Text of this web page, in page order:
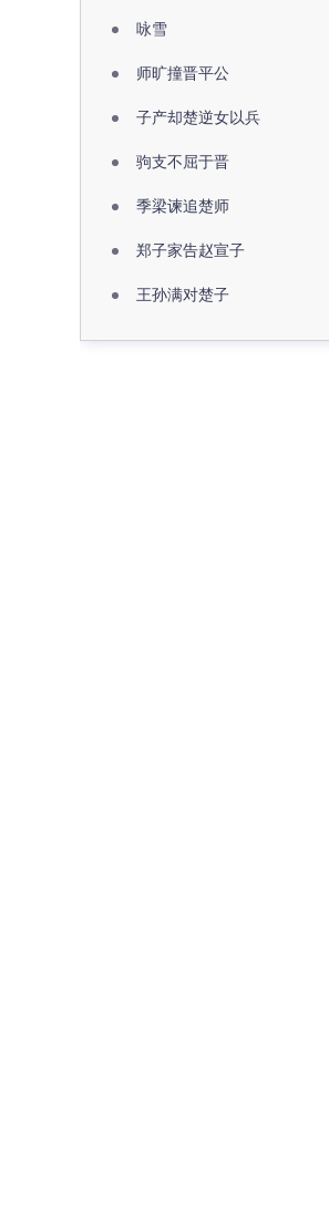
咏雪
师旷撞晋平公
子产却楚逆女以兵
驹支不屈于晋
季梁谏追楚师
郑子家告赵宣子
王孙满对楚子